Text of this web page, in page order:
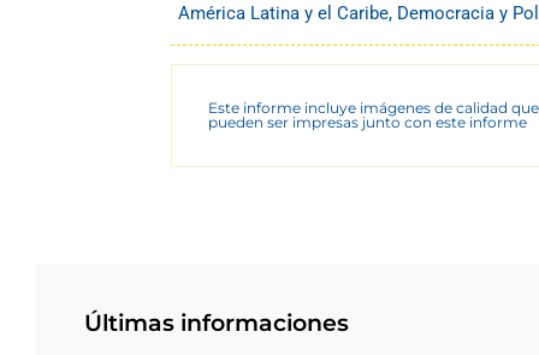
América Latina y el Caribe, Democracia y
Este informe incluye imágenes de calidad
pueden ser impresas junto con este informe
Últimas informaciones